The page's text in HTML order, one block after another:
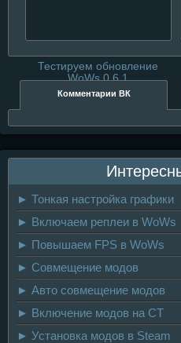
Тестируем обновление
WoWs 0.6.1
Комментарии ВК
► Тонкая настройка графики
► Включаем реплеи в WoWs
► Повышаем FPS в WoWs
► Совмещение модов
► Авто совмещение модов
► Включение модов на CT
► Установка модов в Steam